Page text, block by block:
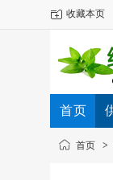
收藏本页
首页
首页 >